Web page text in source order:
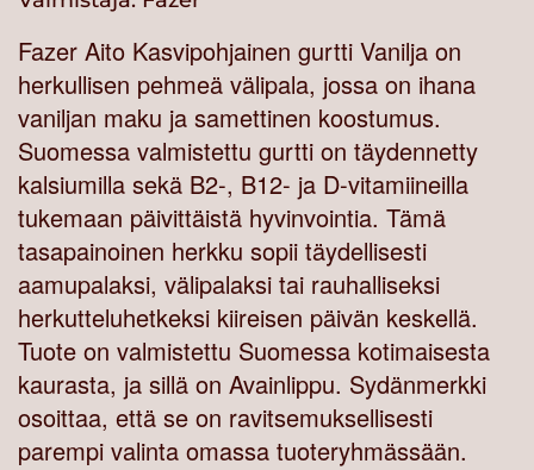
Fazer Aito Kasvipohjainen gurtti Vanilja on
herkullisen pehmeä välipala, jossa on ihana
vaniljan maku ja samettinen koostumus.
Suomessa valmistettu gurtti on täydennetty
kalsiumilla sekä B2-, B12- ja D-vitamiineilla
tukemaan päivittäistä hyvinvointia. Tämä
tasapainoinen herkku sopii täydellisesti
aamupalaksi, välipalaksi tai rauhalliseksi
herkutteluhetkeksi kiireisen päivän keskellä.
Tuote on valmistettu Suomessa kotimaisesta
kaurasta, ja sillä on Avainlippu. Sydänmerkki
osoittaa, että se on ravitsemuksellisesti
parempi valinta omassa tuoteryhmässään.